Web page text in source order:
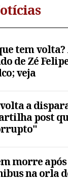
tem
de Zé
veja
a
post
morre
na orla